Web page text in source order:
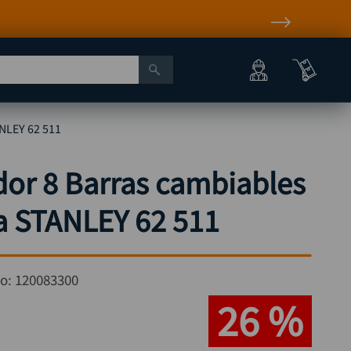
62 511
8 Barras cambiables
62 511
120083300
26 %